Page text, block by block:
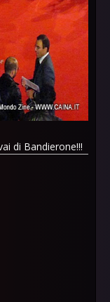
di Bandierone!!!